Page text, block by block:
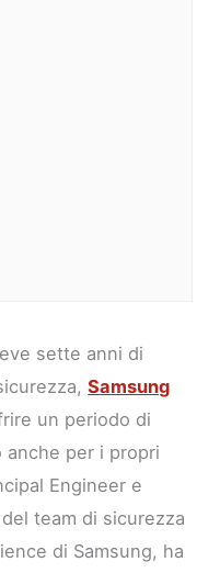
sette anni di
Samsung
un periodo di
per i propri
Engineer e
team di sicurezza
di Samsung, ha